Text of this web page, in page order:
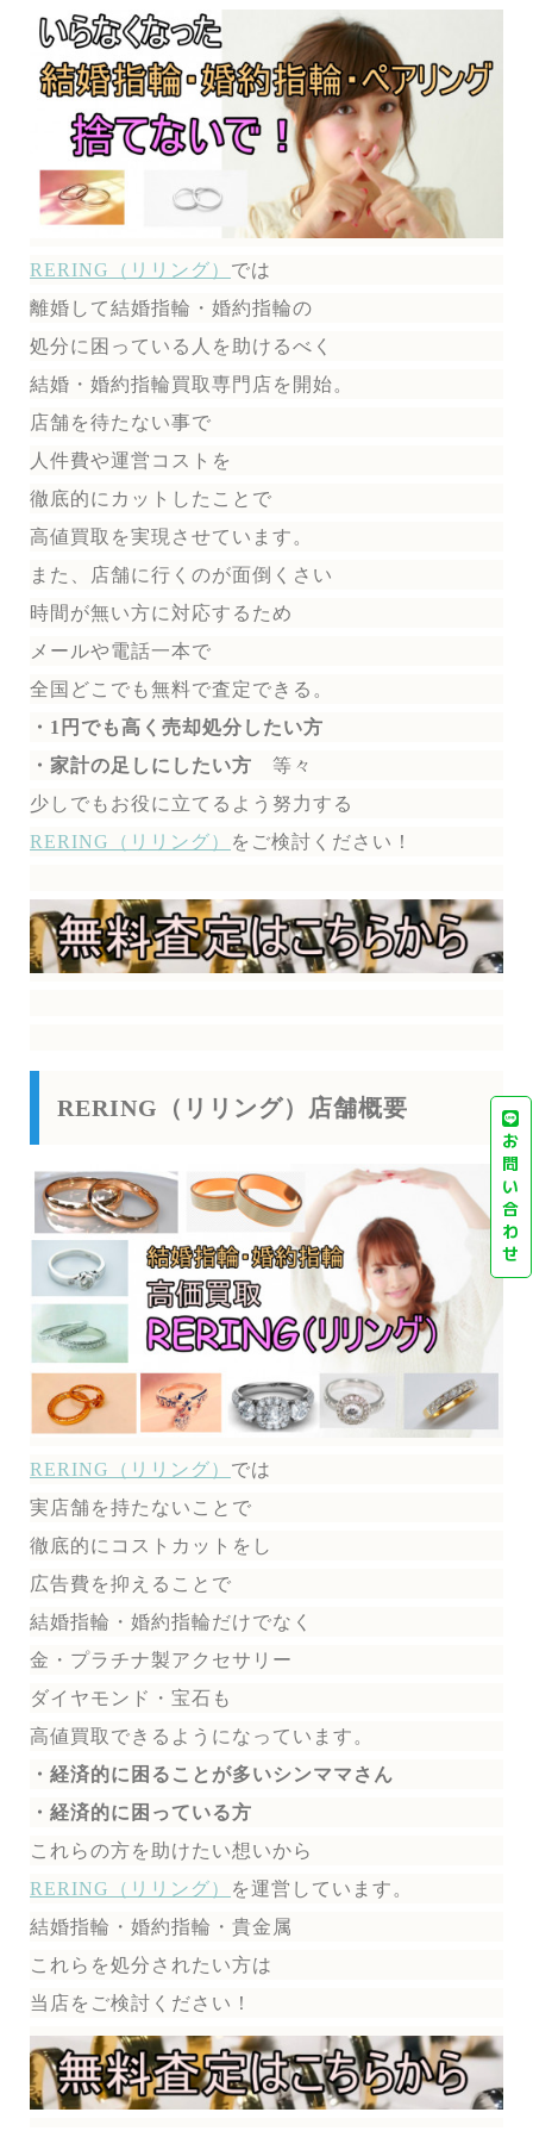
RERING（リリング） では
離婚して結婚指輪・婚約指輪の
処分に困っている人を助けるべく
結婚・婚約指輪買取専門店を開始。
店舗を待たない事で
人件費や運営コストを
徹底的にカットしたことで
高値買取を実現させています。
また、店舗に行くのが面倒くさい
時間が無い方に対応するため
メールや電話一本で
全国どこでも無料で査定できる。
・1円でも高く売却処分したい方
・家計の足しにしたい方 等々
少しでもお役に立てるよう努力する
RERING（リリング）
を ご検討ください！
RERING（リリング）店舗概要
RERING（リリング） では
実店舗を持たないことで
徹底的にコストカットをし
広告費を抑えることで
結婚指輪・婚約指輪だけでなく
金・プラチナ製アクセサリー
ダイヤモンド・宝石も
高値買取できるようになっています。
・経済的に困ることが多いシンママさん
・経済的に困っている方
これらの方を助けたい想いから
RERING（リリング）
を運営しています。
結婚指輪・婚約指輪・貴金属
これらを処分されたい方は
当店をご検討ください！
お
問
い
合
わ
せ